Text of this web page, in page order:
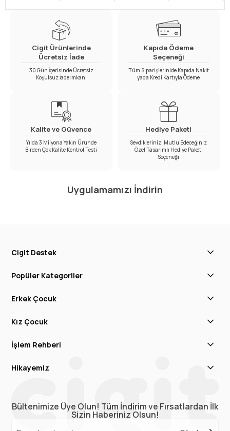
Cigit Ürünlerinde
Ücretsiz İade
30 Gün İçerisinde Ücretsiz
Koşulsuz İade İmkanı
Kapıda Ödeme
Seçeneği
Tüm Siparişlerinide Kapıda Nakit
yada Kredi Kartıyla Ödeme
Kalite ve Güvence
Yılda 3 Milyona Yakın Üründe
Birden Çok Kalite Kontrol Testi
Hediye Paketi
Sevdiklerinizi Mutlu Edeceğiniz
Özel Tasarımlı Hediye Paketi
Seçeneği
Uygulamamızı İndirin
Cigit Destek
Popüler Kategoriler
Erkek Çocuk
Kız Çocuk
İşlem Rehberi
Hikayemiz
Bültenimize Üye Olun! Tüm İndirim ve Fırsatlardan İlk
Sizin Haberiniz Olsun!